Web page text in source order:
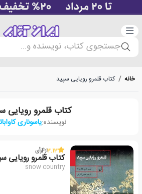
دسته‌بندی
جستجوی کتاب، نویسنده و...
خانه / کتاب قلمرو رویایی سپید
کتاب قلمرو رویایی
نویسنده:یاسوناری
3.13از4رأی
کتاب قلمرو رویایی
snow country